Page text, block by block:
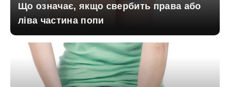
Що означає, якщо свербить права або
ліва частина попи